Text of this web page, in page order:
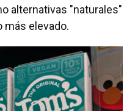
alternativas "naturales"
más elevado.